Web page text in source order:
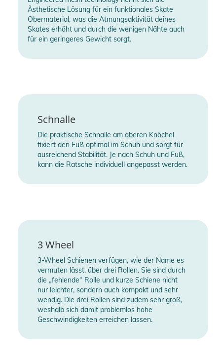
Ästhetische Lösung für ein funktionales Skate
Obermaterial, was die Atmungsaktivität deines
Skates erhöht und durch die wenigen Nähte auch
für ein geringeres Gewicht sorgt.
Schnalle
Die praktische Schnalle am oberen Knöchel
fixiert den Fuß optimal im Schuh und sorgt für
ausreichend Stabilität. Je nach Schuh und Fuß,
kann die Ratsche individuell angepasst werden.
3 Wheel
3-Wheel Schienen verfügen, wie der Name es
vermuten lässt, über drei Rollen. Sie sind durch
die „fehlende“ Rolle und kurze Schiene nicht
nur leichter, sondern auch kompakt und sehr
wendig. Die drei Rollen sind zudem sehr groß,
weshalb sich damit problemlos hohe
Geschwindigkeiten erreichen lassen.